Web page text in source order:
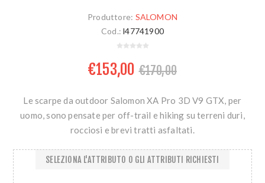
Produttore: SALOMON
Cod.: l47741900
€153,00 €170,00
Le scarpe da outdoor Salomon XA Pro 3D V9 GTX, per
uomo, sono pensate per off-trail e hiking su terreni duri,
rocciosi e brevi tratti asfaltati.
SELEZIONA L'ATTRIBUTO O GLI ATTRIBUTI RICHIESTI